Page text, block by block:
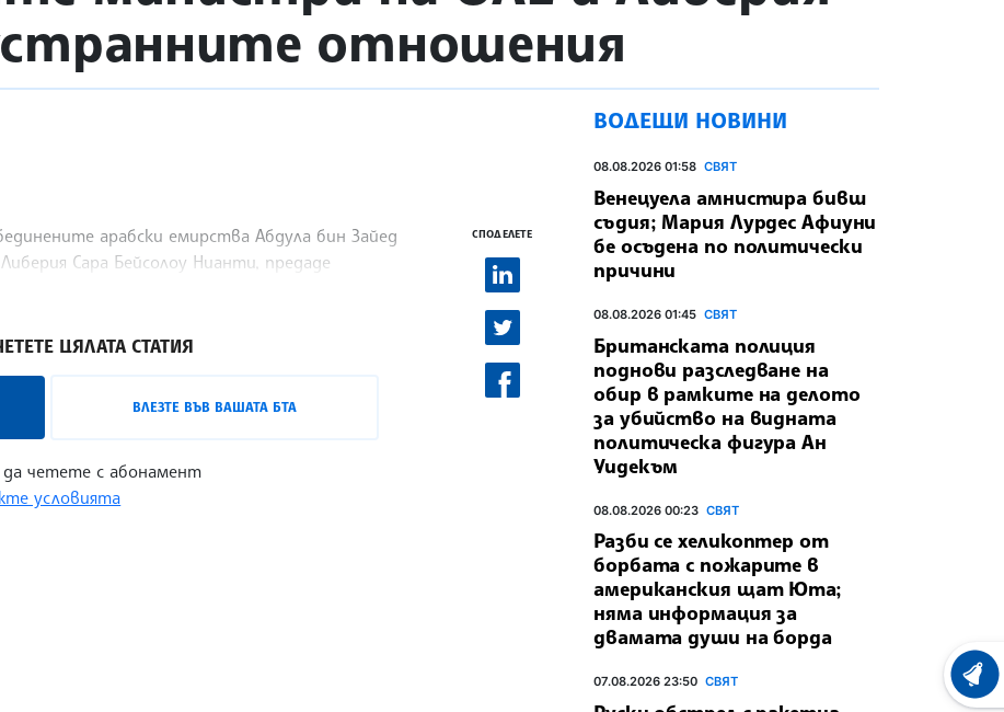
отношения
арабски емирства Абдула бин Зайед
Сара Бейсолоу Нианти, предаде
ЦЯЛАТА СТАТИЯ
ВЛЕЗТЕ ВЪВ ВАШАТА БТА
четете с абонамент
условията
СПОДЕЛЕТЕ
ВОДЕЩИ НОВИНИ
08.08.2026 01:58 СВЯТ
Венецуела амнистира бивш
съдия; Мария Лурдес Афиуни
бе осъдена по политически
причини
08.08.2026 01:45 СВЯТ
Британската полиция
поднови разследване на
обир в рамките на делото
за убийство на видната
политическа фигура Ан
Уидекъм
08.08.2026 00:23 СВЯТ
Разби се хеликоптер от
борбата с пожарите в
американския щат Юта;
няма информация за
двамата души на борда
07.08.2026 23:50 СВЯТ